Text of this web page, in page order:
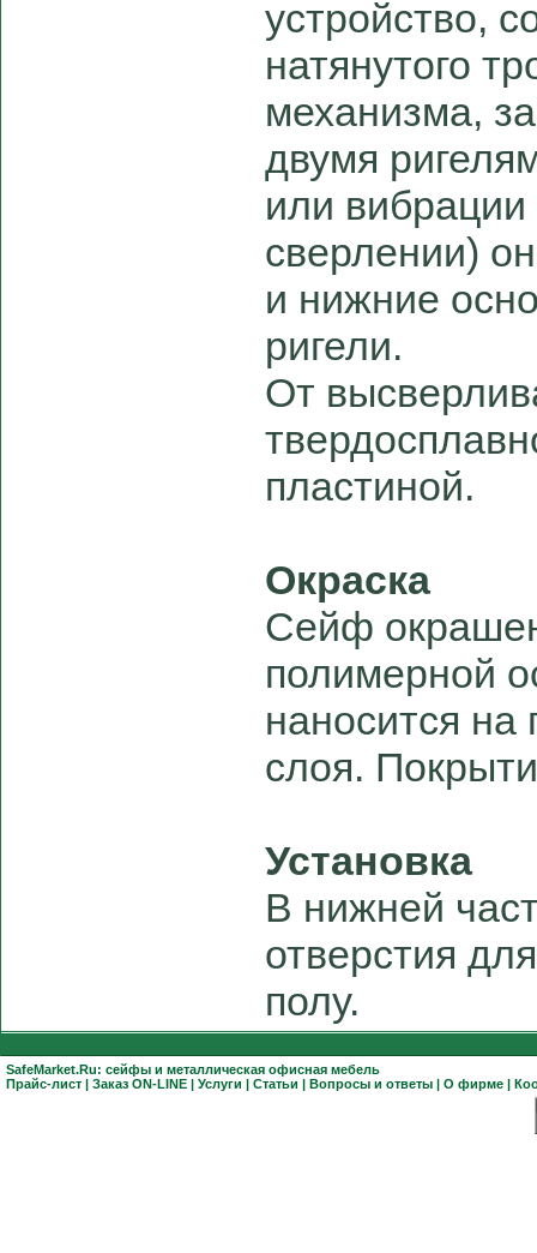
устройство,
натянутого
механизма,
двумя
или
сверлении)
и нижние
ригели.
От
пластиной.
Окраска
Сейф
полимерной
наносится на
слоя.
Установка
В нижней
отверстия
полу.
SafeMarket.Ru: сейфы и металлическая офисная мебель
Прайс-лист | Заказ ON-LINE | Услуги | Статьи | Вопросы и ответы | О фирме |